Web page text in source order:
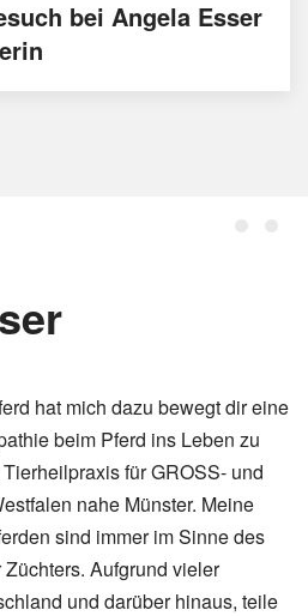
bei Angela Esser
hat mich dazu bewegt dir eine
beim Pferd ins Leben zu
für GROSS- und
nahe Münster. Meine
sind immer im Sinne des
Aufgrund vieler
und darüber hinaus, teile